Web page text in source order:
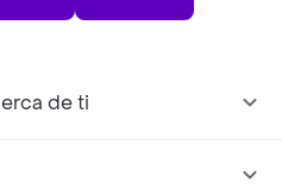
de ti